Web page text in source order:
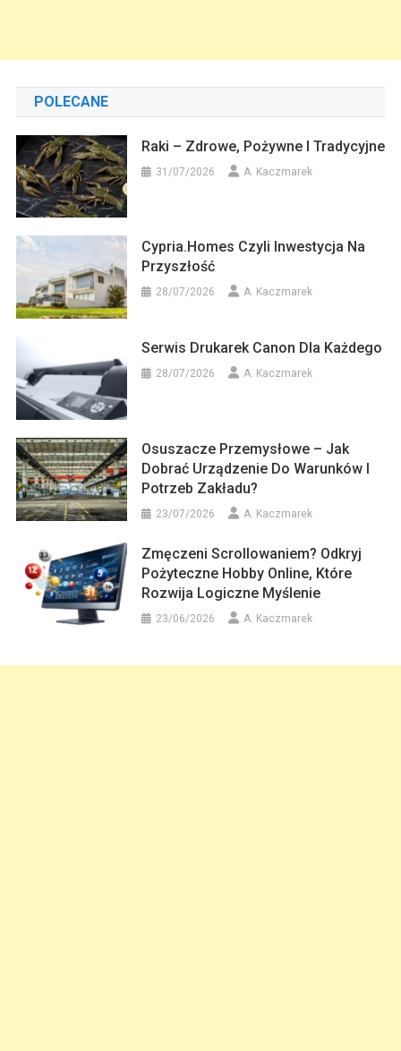
POLECANE
Raki – Zdrowe, Pożywne I Tradycyjne
31/07/2026 A. Kaczmarek
Cypria.homes Czyli Inwestycja Na
Przyszłość
28/07/2026 A. Kaczmarek
Serwis Drukarek Canon Dla Każdego
28/07/2026 A. Kaczmarek
Osuszacze Przemysłowe – Jak
Dobrać Urządzenie Do Warunków I
Potrzeb Zakładu?
23/07/2026 A. Kaczmarek
Zmęczeni Scrollowaniem? Odkryj
Pożyteczne Hobby Online, Które
Rozwija Logiczne Myślenie
23/06/2026 A. Kaczmarek